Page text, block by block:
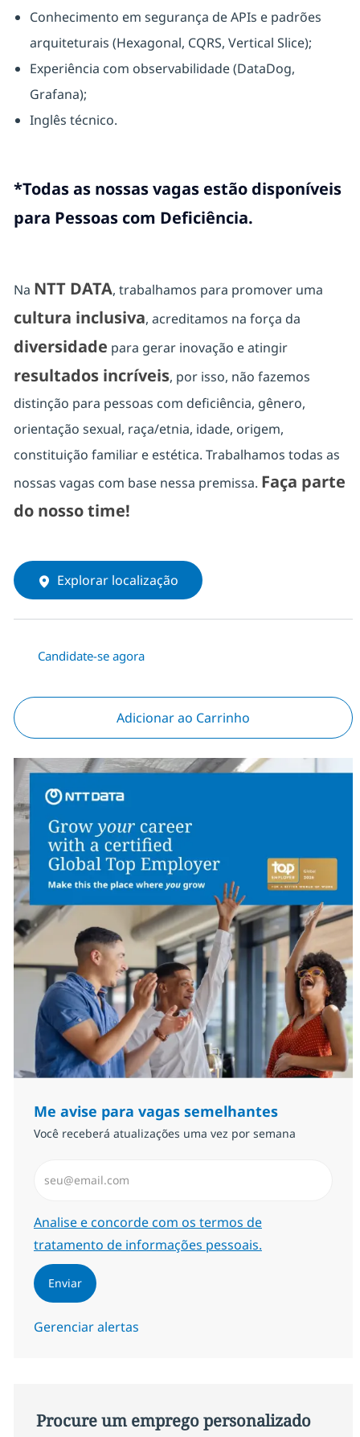
Conhecimento em segurança de APIs e padrões
arquiteturais (Hexagonal, CQRS, Vertical Slice);
Experiência com observabilidade (DataDog,
Grafana);
Inglês técnico.
*Todas as nossas vagas estão disponíveis
para Pessoas com Deficiência.
Na NTT DATA, trabalhamos para promover uma
cultura inclusiva, acreditamos na força da
diversidade para gerar inovação e atingir
resultados incríveis, por isso, não fazemos
distinção para pessoas com deficiência, gênero,
orientação sexual, raça/etnia, idade, origem,
constituição familiar e estética. Trabalhamos todas as
nossas vagas com base nessa premissa. Faça parte
do nosso time!
Explorar localização
Candidate-se agora
Adicionar ao Carrinho
Me avise para vagas semelhantes
Você receberá atualizações uma vez por semana
Required
Analise e concorde com os termos de
tratamento de informações pessoais.
Enviar
Gerenciar alertas
Procure um emprego personalizado